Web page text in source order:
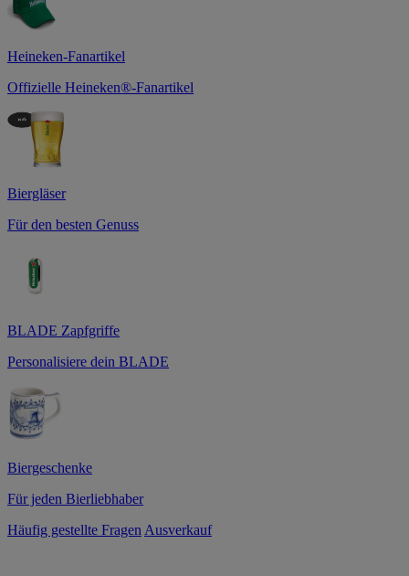
Heineken-Fanartikel
Offizielle Heineken®-Fanartikel
Biergläser
Für den besten Genuss
BLADE Zapfgriffe
Personalisiere dein BLADE
Biergeschenke
Für jeden Bierliebhaber
Häufig gestellte Fragen Ausverkauf